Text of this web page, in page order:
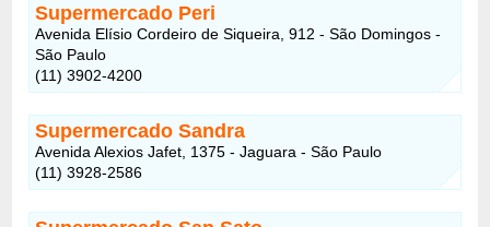
Supermercado Peri
Avenida Elísio Cordeiro de Siqueira, 912 - São Domingos -
São Paulo
(11) 3902-4200
Supermercado Sandra
Avenida Alexios Jafet, 1375 - Jaguara - São Paulo
(11) 3928-2586